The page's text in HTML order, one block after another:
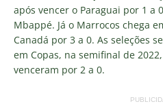
após vencer o Paraguai por 1 a
Mbappé. Já o Marrocos chega
Canadá por 3 a 0. As seleções
em Copas, na semifinal de
venceram por 2 a 0.